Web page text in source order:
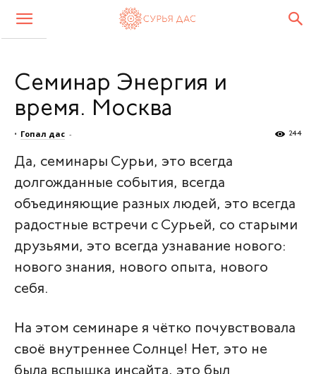
Семинар Энергия и
время. Москва
• Гопал дас - 244
Да, семинары Сурьи, это всегда
долгожданные события, всегда
объединяющие разных людей, это всегда
радостные встречи с Сурьей, со старыми
друзьями, это всегда узнавание нового:
нового знания, нового опыта, нового
себя.
На этом семинаре я чётко почувствовала
своё внутреннее Солнце! Нет, это не
была вспышка инсайта, это был